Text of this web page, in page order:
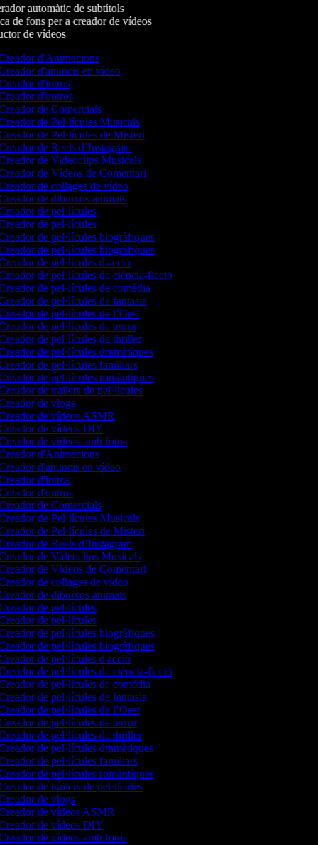
automàtic de subtítols
de fons per a creador de vídeos
de vídeos
d'Animacions
d'anuncis en vídeo
d'intros
d'outros
de Comercials
de Pel·lícules Musicals
de Pel·lícules de Misteri
de Reels d’Instagram
de Videoclips Musicals
de Vídeos de Comentari
de collages de vídeo
de dibuixos animats
de pel·lícules
de pel·lícules
de pel·lícules biogràfiques
de pel·lícules biogràfiques
de pel·lícules d'acció
de pel·lícules de ciència-ficció
de pel·lícules de comèdia
de pel·lícules de fantasia
de pel·lícules de l’Oest
de pel·lícules de terror
de pel·lícules de thriller
de pel·lícules dramàtiques
de pel·lícules familiars
de pel·lícules romàntiques
de tràilers de pel·lícules
de vlogs
de vídeos ASMR
de vídeos DIY
de vídeos amb fotos
d'Animacions
d'anuncis en vídeo
d'intros
d'outros
de Comercials
de Pel·lícules Musicals
de Pel·lícules de Misteri
de Reels d’Instagram
de Videoclips Musicals
de Vídeos de Comentari
de collages de vídeo
de dibuixos animats
de pel·lícules
de pel·lícules
de pel·lícules biogràfiques
de pel·lícules biogràfiques
de pel·lícules d'acció
de pel·lícules de ciència-ficció
de pel·lícules de comèdia
de pel·lícules de fantasia
de pel·lícules de l’Oest
de pel·lícules de terror
de pel·lícules de thriller
de pel·lícules dramàtiques
de pel·lícules familiars
de pel·lícules romàntiques
de tràilers de pel·lícules
de vlogs
de vídeos ASMR
de vídeos DIY
de vídeos amb fotos